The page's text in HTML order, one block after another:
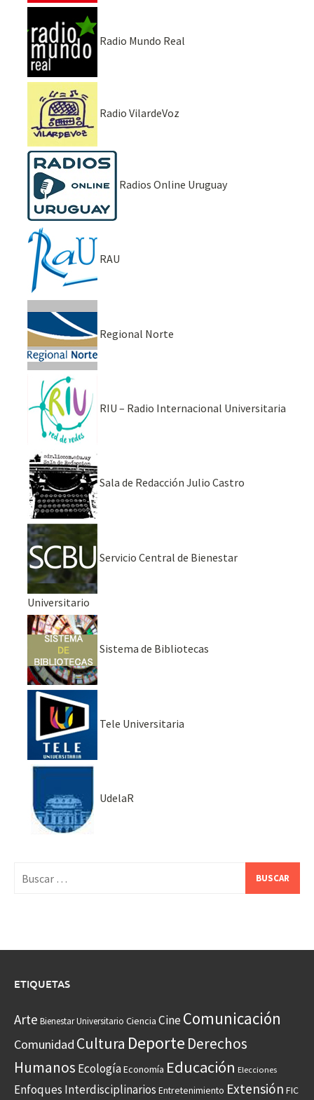
Radio Mundo Real
Radio VilardeVoz
Radios Online Uruguay
RAU
Regional Norte
RIU – Radio Internacional Universitaria
Sala de Redacción Julio Castro
Servicio Central de Bienestar
Universitario
Sistema de Bibliotecas
Tele Universitaria
UdelaR
ETIQUETAS
Arte Bienestar Universitario Ciencia CineComunicación
Comunidad Cultura Deporte Derechos
Humanos EcologíaEconomía Educación Elecciones
Enfoques Interdisciplinarios Entretenimiento Extensión FIC